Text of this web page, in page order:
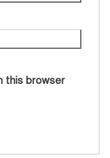
this browser